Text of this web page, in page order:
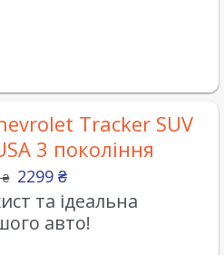
Tracker SUV
3 покоління
₴ 2299 ₴
та ідеальна
авто!